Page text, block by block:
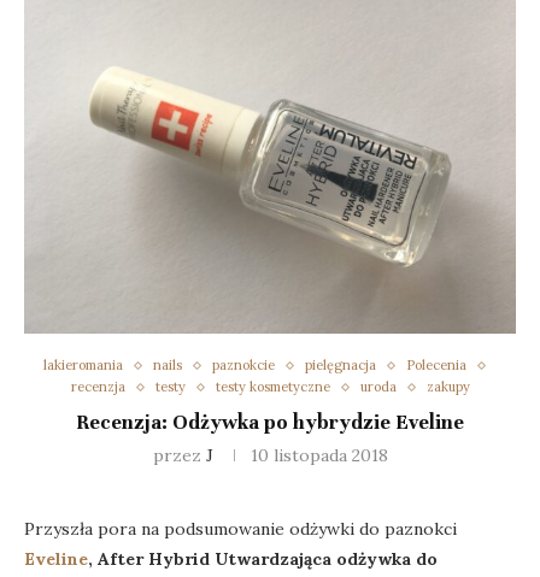
lakieromania nails paznokcie pielęgnacja
Polecenia
recenzja
testy testy kosmetyczne uroda zakupy
Recenzja: Odżywka po hybrydzie Eveline
przez J 10 listopada 2018
Przyszła pora na podsumowanie odżywki do paznokci
Eveline, After Hybrid Utwardzająca odżywka do